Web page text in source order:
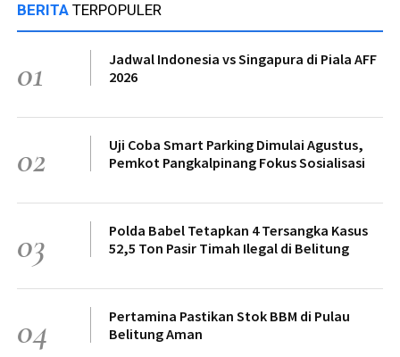
BERITA TERPOPULER
01
Jadwal Indonesia vs Singapura di Piala AFF
2026
02
Uji Coba Smart Parking Dimulai Agustus,
Pemkot Pangkalpinang Fokus Sosialisasi
03
Polda Babel Tetapkan 4 Tersangka Kasus
52,5 Ton Pasir Timah Ilegal di Belitung
04
Pertamina Pastikan Stok BBM di Pulau
Belitung Aman